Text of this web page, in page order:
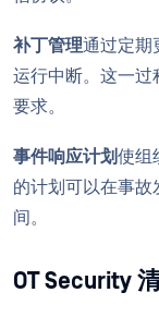
补丁管理通过定期
运行中断。这一过
要求。
事件响应计划使组
的计划可以在事
间。
OT Security